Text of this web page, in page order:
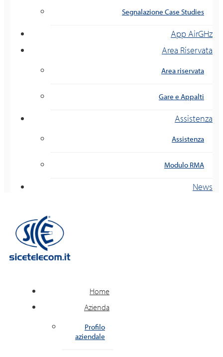
Segnalazione Case Studies
App AirGHz
Area Riservata
Area riservata
Gare e Appalti
Assistenza
Assistenza
Modulo RMA
News
Home
Azienda
Profilo
aziendale